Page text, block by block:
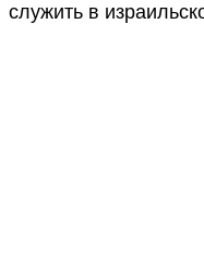
служить в